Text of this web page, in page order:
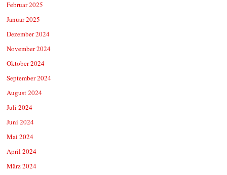
Februar 2025
Januar 2025
Dezember 2024
November 2024
Oktober 2024
September 2024
August 2024
Juli 2024
Juni 2024
Mai 2024
April 2024
März 2024